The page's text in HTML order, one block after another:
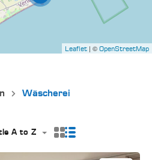
Leaflet | © OpenStreetMap
Wäscherei
A to Z